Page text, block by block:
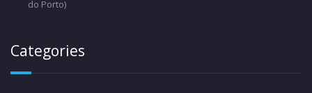
do Porto)
Categories